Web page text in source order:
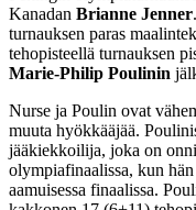
Kanadan Brianne Jenner
turnauksen paras
tehopisteellä turnauksen
Marie-Philip Poulinin
Nurse ja Poulin ovat
muuta hyökkääjää.
jääkiekkoilija, joka on
olympiafinaalissa, kun
aamuisessa finaalissa.